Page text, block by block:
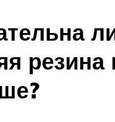
резина